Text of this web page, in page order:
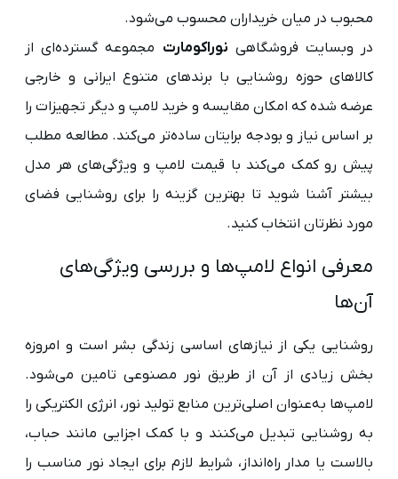
محبوب در میان خریداران محسوب می‌شود.
در وبسایت فروشگاهی نوراکومارت مجموعه گسترده‌ای از
کالاهای حوزه روشنایی با برندهای متنوع ایرانی و خارجی
عرضه شده که امکان مقایسه و خرید لامپ و دیگر تجهیزات را
بر اساس نیاز و بودجه برایتان ساده‌تر می‌کند. مطالعه مطلب
پیش رو کمک می‌کند با قیمت لامپ و ویژگی‌های هر مدل
بیشتر آشنا شوید تا بهترین گزینه را برای روشنایی فضای
مورد نظرتان انتخاب کنید.
معرفی انواع لامپ‌ها و بررسی ویژگی‌های
آن‌ها
روشنایی یکی از نیازهای اساسی زندگی بشر است و امروزه
بخش زیادی از آن از طریق نور مصنوعی تامین می‌شود.
لامپ‌ها به‌عنوان اصلی‌ترین منابع تولید نور، انرژی الکتریکی را
به روشنایی تبدیل می‌کنند و با کمک اجزایی مانند حباب،
بالاست یا مدار راه‌انداز، شرایط لازم برای ایجاد نور مناسب را